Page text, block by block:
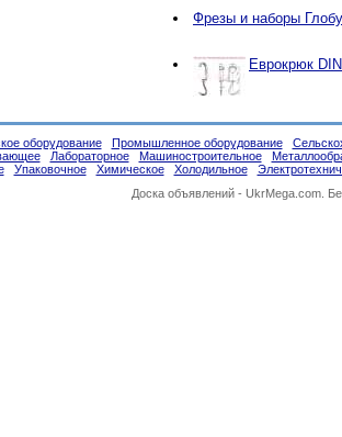
Фрезы и наборы
Еврокрюк
оборудование Промышленное оборудование
Лабораторное Машиностроительное
Упаковочное Химическое Холодильное
Доска объявлений - UkrMega.com.